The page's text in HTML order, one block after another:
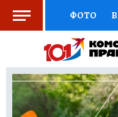
ФОТО
ВЫБОР